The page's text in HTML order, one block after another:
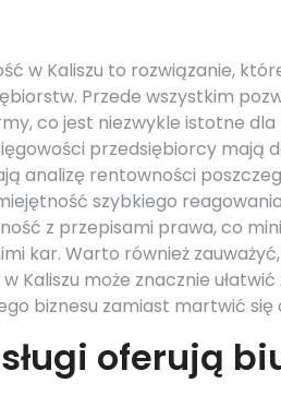
w Kaliszu to rozwiązanie,
Przede wszystkim
co jest niezwykle istotne
przedsiębiorcy
analizę rentowności
szybkiego
z przepisami prawa, co
kar. Warto również
Kaliszu może znacznie
biznesu zamiast martwić się
oferują